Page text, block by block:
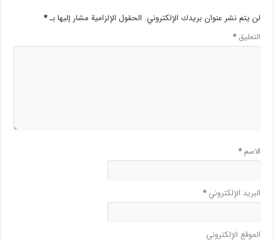
لن يتم نشر عنوان بريدك الإلكتروني. الحقول الإلزامية مشار إليها بـ*
التعليق*
الاسم*
البريد الإلكتروني*
الموقع الإلكتروني